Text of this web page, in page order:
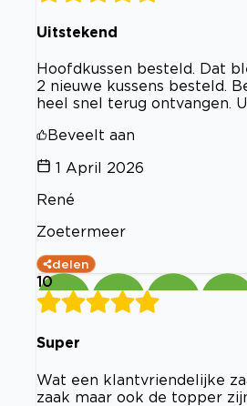
Uitstekend
Hoofdkussen besteld. Dat
2 nieuwe kussens besteld.
heel snel terug ontvangen.
Beveelt aan
1 April 2026
René
Zoetermeer
delen
10
Super
Wat een klantvriendelijke
zaak maar ook de topper